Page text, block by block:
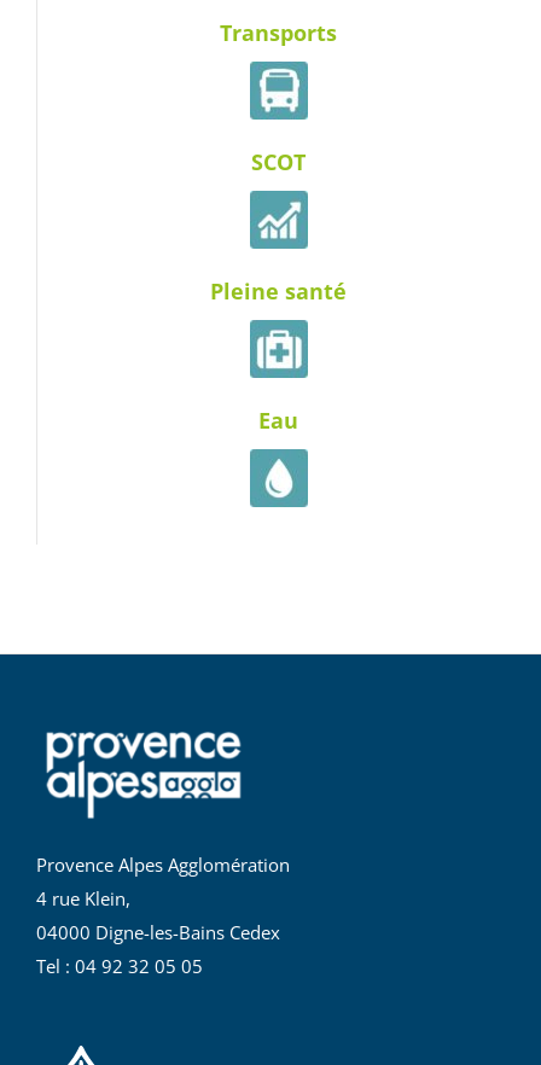
Transports
SCOT
Pleine santé
Eau
Provence Alpes Agglomération
4 rue Klein,
04000 Digne-les-Bains Cedex
Tel : 04 92 32 05 05